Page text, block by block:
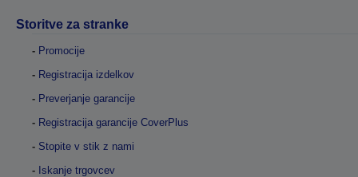
Storitve za stranke
Promocije
Registracija izdelkov
Preverjanje garancije
Registracija garancije CoverPlus
Stopite v stik z nami
Iskanje trgovcev